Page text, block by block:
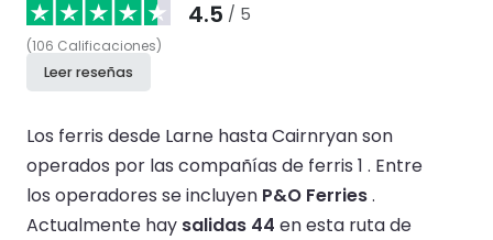
4.5 / 5
(106 Calificaciones)
Leer reseñas
Los ferris desde Larne hasta Cairnryan son
operados por las compañías de ferris 1 . Entre
los operadores se incluyen P&O Ferries.
Actualmente hay salidas 44 en esta ruta de